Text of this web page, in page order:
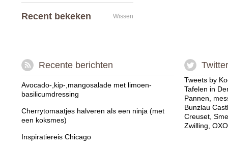
Recent bekeken Wissen
Recente berichten
Avocado-,kip-,mangosalade met limoen-
basilicumdressing
Cherrytomaatjes halveren als een ninja (met
een koksmes)
Inspiratiereis Chicago
Twitter
Tweets by
Tafelen in
Pannen,
Bunzlau
Creuset,
Zwilling,